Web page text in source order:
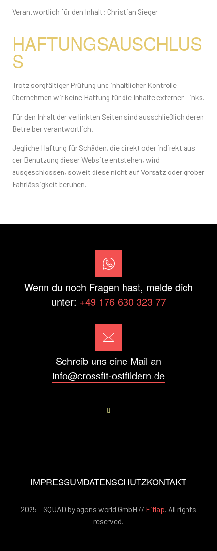
Verantwortlich für den Inhalt: Christian Sieger
HAFTUNGSAUSCHLUS
S
Trotz sorgfältiger Prüfung und inhaltlicher Kontrolle
übernehmen wir keine Haftung für die Inhalte externer Links.
Für den Inhalt der verlinkten Seiten sind ausschließlich deren
Betreiber verantwortlich.
Jegliche Haftung für Schäden, die direkt oder indirekt aus
der Benutzung dieser Website entstehen, wird
ausgeschlossen, soweit diese nicht auf Vorsatz oder grober
Fahrlässigkeit beruhen.
Wenn du noch Fragen hast, melde dich
unter: +49 176 630 323 77
Schreib uns eine Mail an
info@crossfit-ostfildern.de
IMPRESSUMDATENSCHUTZKONTAKT
2025 – SQUAD by agon’s world GmbH // Fitlap . All rights
reserved.